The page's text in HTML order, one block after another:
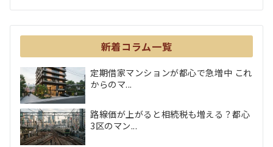
新着コラム一覧
定期借家マンションが都心で急増中 これ
からのマ...
路線価が上がると相続税も増える？都心
3区のマン...